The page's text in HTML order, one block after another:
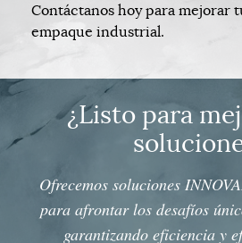
Contáctanos hoy para mejorar
empaque industrial.
¿Listo para
Ofrecemos soluciones
para afrontar los desafíos
garantizando eficiencia y